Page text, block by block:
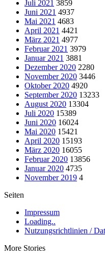
Juli 2021 3859
Juni 2021 4937
Mai 2021 4683
April 2021 4421
März 2021 4977
Februar 2021 3979
Januar 2021 3881
Dezember 2020 2280
November 2020 3446
Oktober 2020 4920
September 2020 13233
August 2020 13304
Juli 2020 15389
Juni 2020 16024
Mai 2020 15421
April 2020 15193
März 2020 16055
Februar 2020 13856
Januar 2020 4735
November 2019 4
Seiten
Impressum
Loading..
Nutzungsrichtlinien /
More Stories